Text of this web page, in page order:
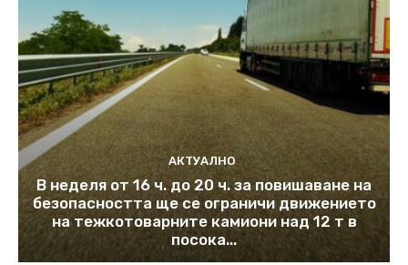
АКТУАЛНО
В неделя от 16 ч. до 20 ч. за повишаване на
безопасността ще се ограничи движението
на тежкотоварните камиони над 12 т в
посока...